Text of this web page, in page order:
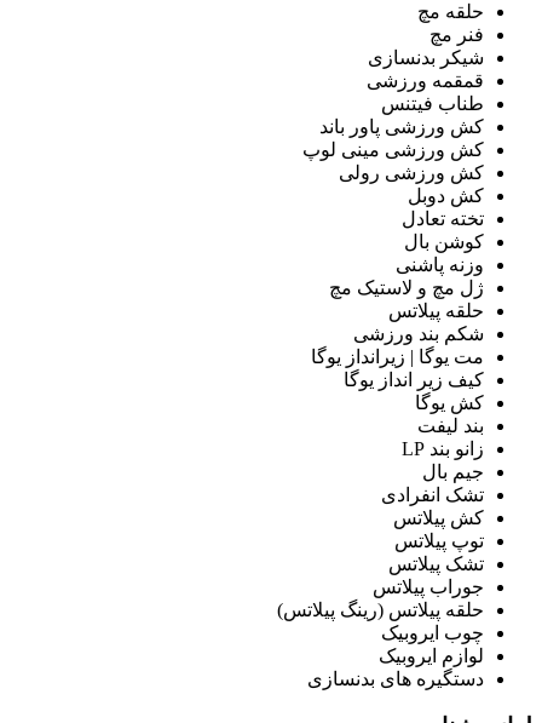
حلقه مچ
فنر مچ
شیکر بدنسازی
قمقمه ورزشی
طناب فیتنس
کش ورزشی پاور باند
کش ورزشی مینی لوپ
کش ورزشی رولی
کش دوبل
تخته تعادل
کوشن بال
وزنه پاشنی
ژل مچ و لاستیک مچ
حلقه پیلاتس
شکم بند ورزشی
مت یوگا | زیرانداز یوگا
کیف زیر انداز یوگا
کش یوگا
بند لیفت
زانو بند LP
جیم بال
تشک انفرادی
کش پیلاتس
توپ پیلاتس
تشک پیلاتس
جوراب پیلاتس
حلقه پیلاتس (رینگ پیلاتس)
چوب ایروبیک
لوازم ایروبیک
دستگیره های بدنسازی